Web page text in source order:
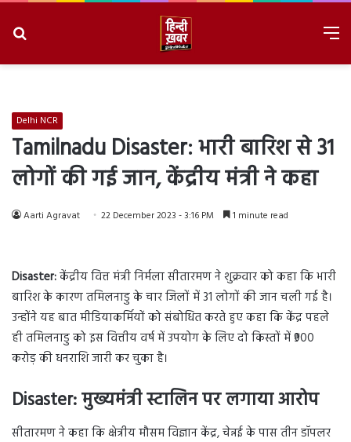
Delhi NCR
Tamilnadu Disaster: भारी बारिश से 31
लोगों की गई जान, केंद्रीय मंत्री ने कहा
Aarti Agravat 22 December 2023 - 3:16 PM 1 minute read
Disaster:केंद्रीय वित्त मंत्री निर्मला सीतारमण ने शुक्रवार को कहा कि भारी
बारिश के कारण तमिलनाडु के चार जिलों में 31 लोगों की जान चली गई है।
उन्होंने यह बात मीडियाकर्मियों को संबोधित करते हुए कहा कि केंद्र पहले
ही तमिलनाडु को इस वित्तीय वर्ष में उपयोग के लिए दो किस्तों में ₹900
करोड़ की धनराशि जारी कर चुका है।
Disaster:मुख्यमंत्री स्टालिन पर लगाया आरोप
सीतारमण ने कहा कि क्षेत्रीय मौसम विज्ञान केंद्र, चेन्नई के पास तीन डॉपलर